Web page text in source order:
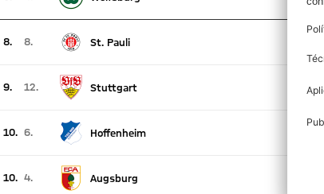
Posición actual 6, posición la semana pasada 4
8.
8.
St. Pauli
9.
12.
Posición actual 9, posición la semana pasada 12
Stuttgart
10. 6.
Posición actual 10, posición la semana pasada 6
Hoffenheim
10. 4.
Augsburg